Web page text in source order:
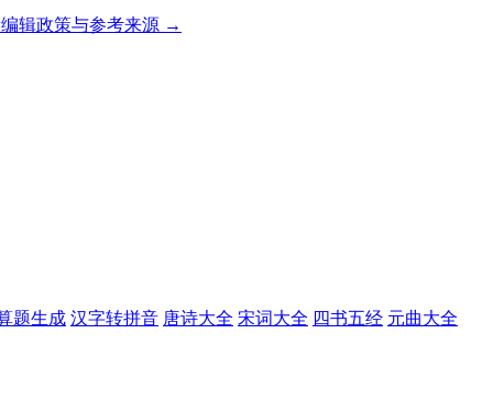
辑政策与参考来源 →
题生成 汉字转拼音 唐诗大全 宋词大全 四书五经 元曲大全